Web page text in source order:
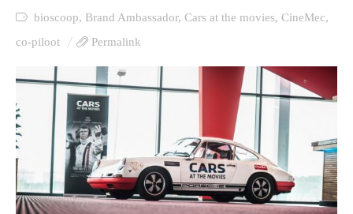
bioscoop, Brand Ambassador, Cars at the movies, CineMec,
co-piloot
Permalink